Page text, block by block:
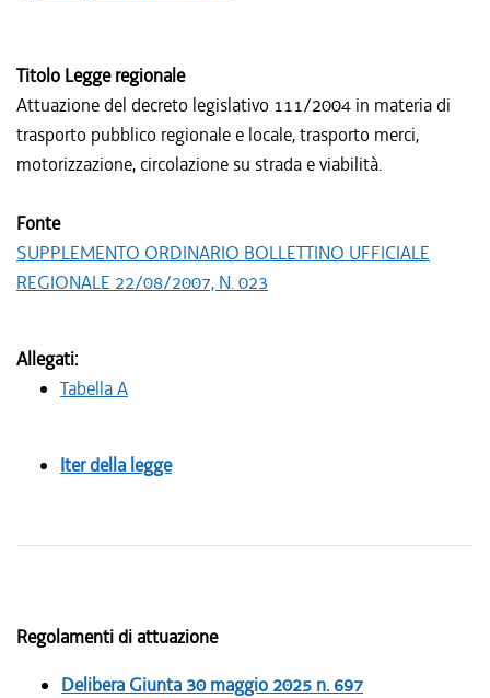
Titolo Legge regionale
Attuazione del decreto legislativo 111/2004 in materia di
trasporto pubblico regionale e locale, trasporto merci,
motorizzazione, circolazione su strada e viabilità.
Fonte
SUPPLEMENTO ORDINARIO BOLLETTINO UFFICIALE
REGIONALE 22/08/2007, N. 023
Allegati:
Tabella A
Iter della legge
Regolamenti di attuazione
Delibera Giunta 30 maggio 2025 n. 697